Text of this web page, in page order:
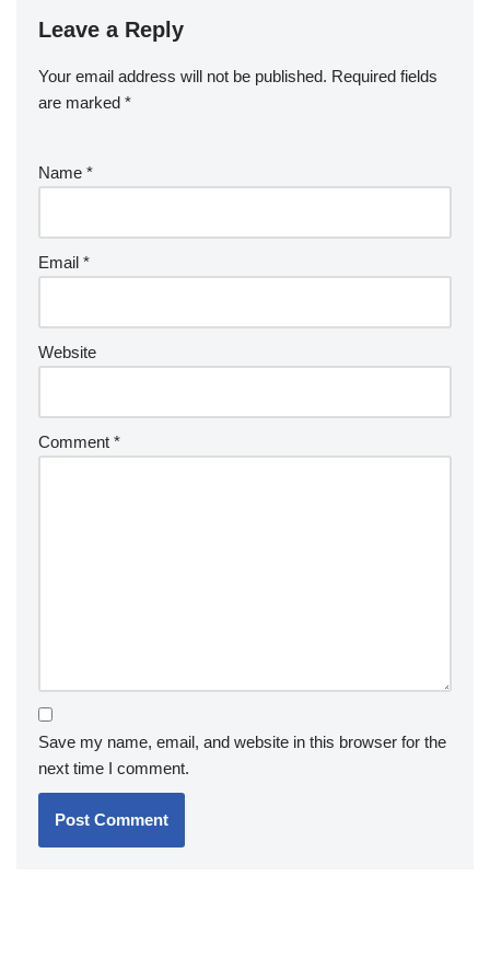
Leave a Reply
Your email address will not be published. Required fields
are marked *
Name *
Email *
Website
Comment *
Save my name, email, and website in this browser for the
next time I comment.